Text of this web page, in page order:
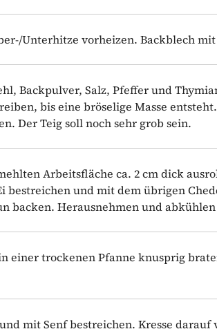
Unterhitze vorheizen. Backblech
Backpulver, Salz, Pfeffer und
bis eine bröselige Masse
Der Teig soll noch sehr grob sein.
Arbeitsfläche ca. 2 cm dick
bestreichen und mit dem übrigen
backen. Herausnehmen und abkühlen
einer trockenen Pfanne knusprig
mit Senf bestreichen. Kresse